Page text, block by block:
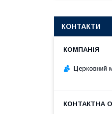
КОНТАКТИ
Церковний